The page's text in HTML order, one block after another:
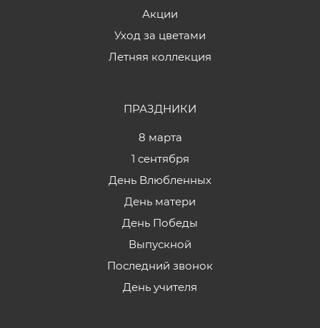
Акции
Уход за цветами
Летняя коллекция
ПРАЗДНИКИ
8 марта
1 сентября
День Влюбленных
День матери
День Победы
Выпускной
Последний звонок
День учителя